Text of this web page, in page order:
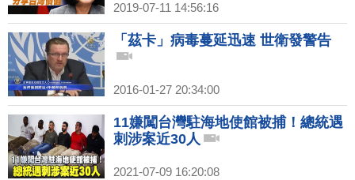
2019-07-11 14:56:16
「茲卡」病毒蔓延迅速 世衛發警告
2016-01-27 20:34:00
11嫌闖台灣駐海地使館被捕！總統遇
刺涉案近30人
2021-07-09 16:20:08